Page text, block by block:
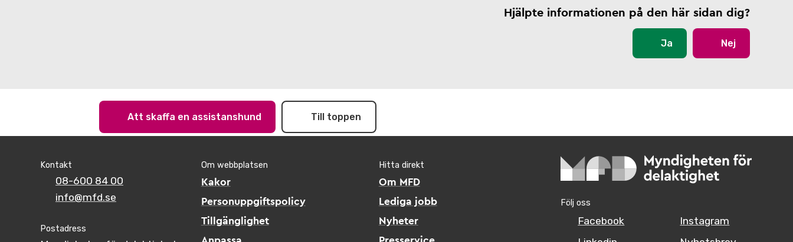
Hjälpte informationen på den här sidan dig?
Ja Nej
Att skaffa en assistanshund Till toppen
Kontakt
08-600 84 00
info@mfd.se
Postadress
Om webbplatsen
Kakor
Personuppgiftspolicy
Tillgänglighet
Hitta direkt
Om MFD
Lediga jobb
Nyheter
Följ oss
Facebook
Instagram